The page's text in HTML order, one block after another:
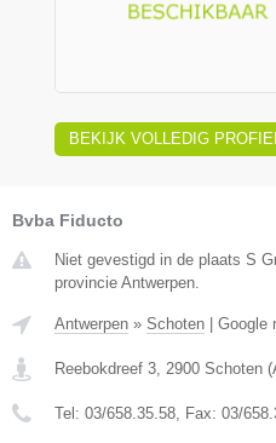
BEKIJK VOLLEDIG PROFIEL
Bvba Fiducto
Niet gevestigd in de plaats S
provincie Antwerpen.
Antwerpen » Schoten Google
Reebokdreef 3 2900 Schoten (
Tel: 03/658.35.58 , Fax: 03/